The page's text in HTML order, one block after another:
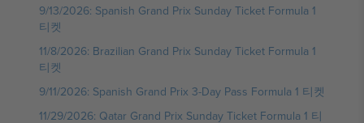
9/13/2026: Spanish Grand Prix Sunday Ticket Formula 1
티켓
11/8/2026: Brazilian Grand Prix Sunday Ticket Formula 1
티켓
9/11/2026: Spanish Grand Prix 3-Day Pass Formula 1 티켓
11/29/2026: Qatar Grand Prix Sunday Ticket Formula 1 티